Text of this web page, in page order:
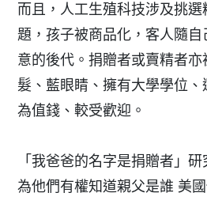
而且，人工生殖科技涉及挑選
題，孩子被商品化，客人隨
意的後代。捐贈者或賣精者
髮、藍眼睛、擁有大學學位
為值錢、較受歡迎。
「我爸爸的名字是捐贈者」
為他們有權知道親父是誰 美